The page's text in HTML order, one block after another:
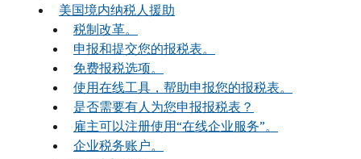
美国境内纳税人援助
税制改革。
申报和提交您的报税表。
免费报税选项。
使用在线工具，帮助申报您的报税表。
是否需要有人为您申报报税表？
雇主可以注册使用“在线企业服务”。
企业税务账户。